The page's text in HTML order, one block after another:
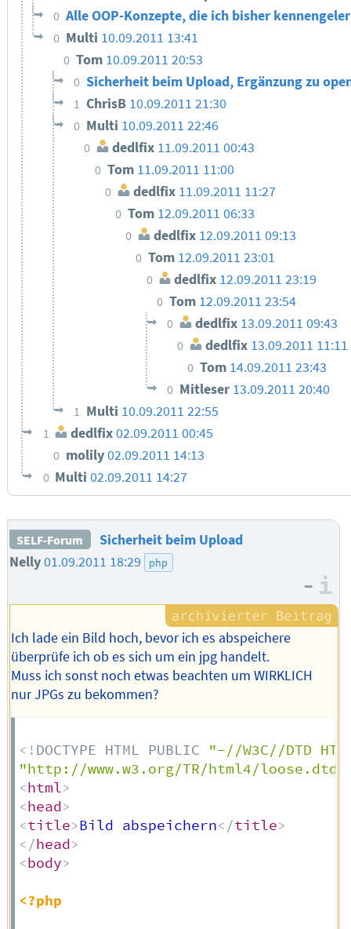
0 Alle OOP-Konzepte, die ich bisher
0 Multi 10.09.2011 13:41
0 Tom 10.09.2011 20:53
0 Sicherheit beim Upload, Ergänzung zu
1 ChrisB 10.09.2011 21:30
0 Multi 10.09.2011 22:46
0 dedlfix 11.09.2011 00:43
0 Tom 11.09.2011 11:00
0 dedlfix 11.09.2011 11:27
0 Tom 12.09.2011 06:33
0 dedlfix 12.09.2011 09:13
0 Tom 12.09.2011 23:01
0 dedlfix 12.09.2011 23:19
0 Tom 12.09.2011 23:54
0 dedlfix 13.09.2011 09:43
0 dedlfix 13.09.2011 11:11
0 Tom 14.09.2011 23:43
0 Mitleser 13.09.2011 20:40
1 Multi 10.09.2011 22:55
1 dedlfix02.09.2011 00:45
0 molily02.09.2011 14:13
0 Multi02.09.2011 14:27
SELF-Forum
Sicherheit beim Upload
Nelly01.09.2011 18:29 php
–
Ich lade ein Bild hoch, bevor ich es abspeichere
überprüfe ich ob es sich um ein jpg handelt.
Muss ich sonst noch etwas beachten um WIRKLICH
nur JPGs zu bekommen?
<! DOCTYPE HTML PUBLIC
"-//W3C//DTD
"http://www.w3.org/TR/html4/loose.dtd"
<html>
<head>
<title>Bild abspeichern</title>
</head>
<body>
<?php